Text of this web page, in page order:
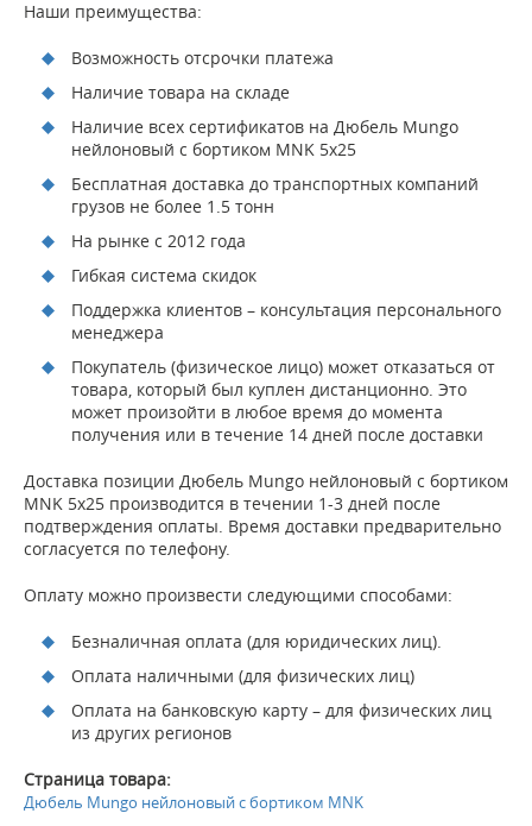
Наши преимущества:
Возможность отсрочки платежа
Наличие товара на складе
Наличие всех сертификатов на Дюбель Mungo
нейлоновый с бортиком MNK 5х25
Бесплатная доставка до транспортных компаний
грузов не более 1.5 тонн
На рынке с 2012 года
Гибкая система скидок
Поддержка клиентов – консультация персонального
менеджера
Покупатель (физическое лицо) может отказаться от
товара, который был куплен дистанционно. Это
может произойти в любое время до момента
получения или в течение 14 дней после доставки
Доставка позиции Дюбель Mungo нейлоновый с бортиком
MNK 5х25 производится в течении 1-3 дней после
подтверждения оплаты. Время доставки предварительно
согласуется по телефону.
Оплату можно произвести следующими способами:
Безналичная оплата (для юридических лиц).
Оплата наличными (для физических лиц)
Оплата на банковскую карту – для физических лиц
из других регионов
Страница товара:
Дюбель Mungo нейлоновый с бортиком MNK